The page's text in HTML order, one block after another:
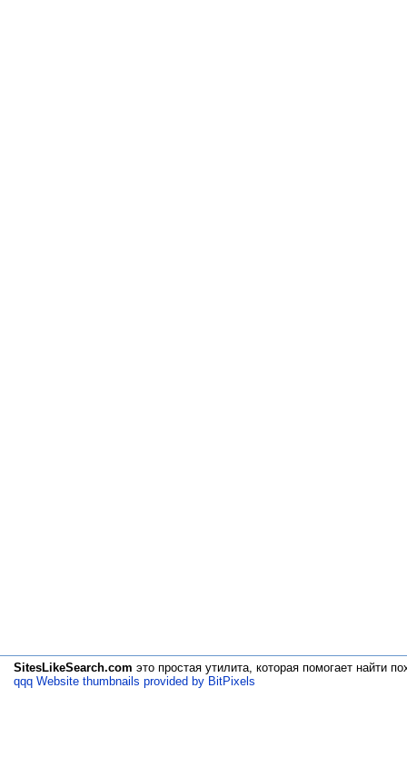
SitesLikeSearch.com это простая утилита, которая помогает найти
qqq Website thumbnails provided by BitPixels